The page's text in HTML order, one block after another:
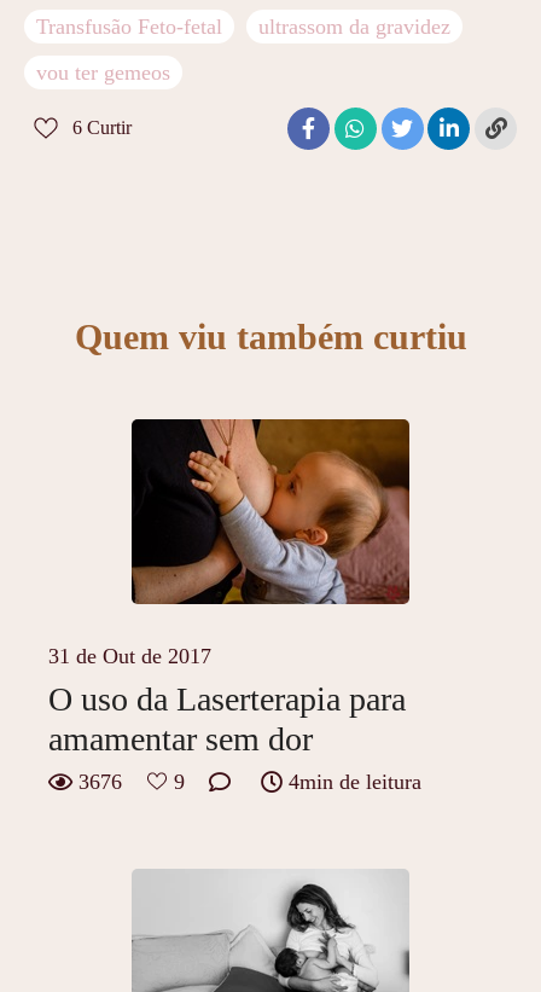
Transfusão Feto-fetal
ultrassom da gravidez
vou ter gemeos
6 Curtir
Quem viu também curtiu
31 de Out de 2017
O uso da Laserterapia para
amamentar sem dor
3676 9 4min de leitura